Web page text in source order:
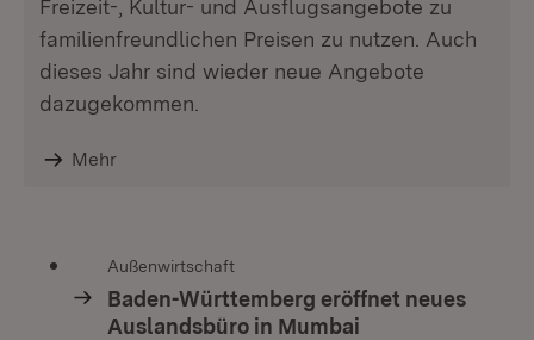
Freizeit-, Kultur- und Ausflugsangebote zu
familienfreundlichen Preisen zu nutzen. Auch
dieses Jahr sind wieder neue Angebote
dazugekommen.
Mehr
Außenwirtschaft
Baden-Württemberg eröffnet neues
Auslandsbüro in Mumbai